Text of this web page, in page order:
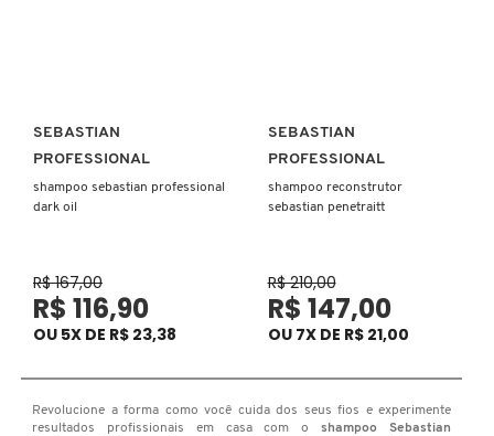
UNHAS
REFIL
ALTA PERFUMARIA
PROTEÇÃO SOLAR
KITS PARA CABELOS
AZZARO
BANILA CO
BAREMINERALS
L
Ver mais
SEBASTIAN
PROFESSIONAL
shampoo sebastian professional
dark oil
R$ 116,90
OU 5X DE R$ 23,38
R$ 167,00
Ver mais
SEBASTIAN
PROFESSIONAL
shampoo reconstrutor
sebastian penetraitt
R$ 147,00
OU 7X DE R$ 21,00
R$ 210,00
Revolucione a forma como você cuida dos seus fios e experimente
resultados profissionais em casa com oshampoo Sebastian